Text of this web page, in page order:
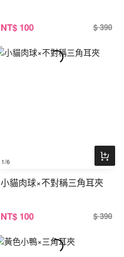
NT$ 100 $ 390
1/6
小貓肉球×不對稱三角耳夾
NT$ 100 $ 390